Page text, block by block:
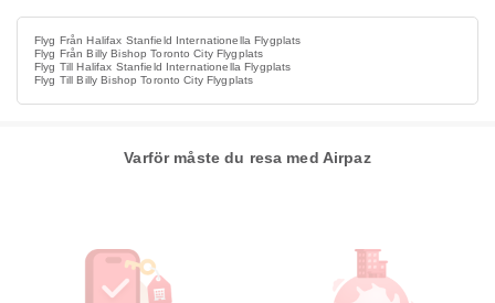
Flyg Från Halifax Stanfield Internationella Flygplats
Flyg Från Billy Bishop Toronto City Flygplats
Flyg Till Halifax Stanfield Internationella Flygplats
Flyg Till Billy Bishop Toronto City Flygplats
Varför måste du resa med Airpaz